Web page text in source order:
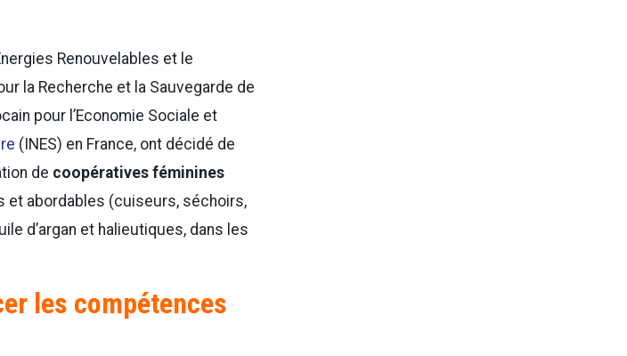
Renouvelables et le
la Recherche et la Sauvegarde de
pour l’Economie Sociale et
(INES) en France, ont décidé de
de coopératives féminines
et abordables (cuiseurs, séchoirs,
d’argan et halieutiques, dans les
les compétences